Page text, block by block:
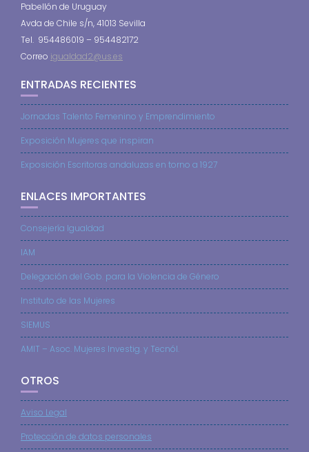
Pabellón de Uruguay
Avda de Chile s/n, 41013 Sevilla
Tel. 954486019 – 954482172
Correo igualdad2@us.es
ENTRADAS RECIENTES
Jornadas Talento Femenino y Emprendimiento
Exposición Mujeres que inspiran
Exposición Escritoras andaluzas en torno a 1927
ENLACES IMPORTANTES
Consejería Igualdad
IAM
Delegación del Gob. para la Violencia de Género
Instituto de las Mujeres
SIEMUS
AMIT – Asoc. Mujeres Investig. y Tecnól.
OTROS
Aviso Legal
Protección de datos personales